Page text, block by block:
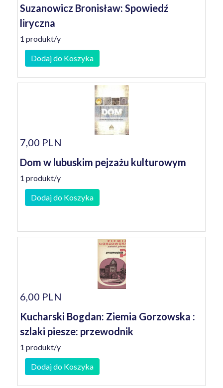
Suzanowicz Bronisław: Spowiedź
liryczna
1 produkt/y
Dodaj do Koszyka
7,00 PLN
Dom w lubuskim pejzażu kulturowym
1 produkt/y
Dodaj do Koszyka
6,00 PLN
Kucharski Bogdan: Ziemia Gorzowska :
szlaki piesze: przewodnik
1 produkt/y
Dodaj do Koszyka